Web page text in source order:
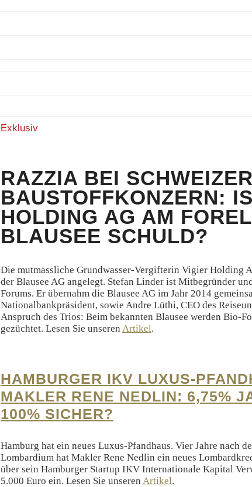
Exklusiv
RAZZIA BEI SCHWEIZER
BAUSTOFFKONZERN:
HOLDING AG AM
BLAUSEE SCHULD?
Die mutmassliche Grundwasser-Vergifterin Vigier Holding
der Blausee AG angelegt. Stefan Linder ist Mitbegründer
Forums. Er übernahm die Blausee AG im Jahr 2014
Nationalbankpräsident, sowie Andre Lüthi, CEO des
Anspruch des Trios: Beim bekannten Blausee werden Bio-
gezüchtet. Lesen Sie unseren Artikel.
HAMBURGER IKV LUXUS-
MAKLER RENE NEDLIN: 6,75%
100% SICHER?
Hamburg hat ein neues Luxus-Pfandhaus. Vier Jahre nach
Lombardium hat Makler Rene Nedlin ein neues
über sein Hamburger Startup IKV Internationale Kapital
5.000 Euro ein. Lesen Sie unseren Artikel.